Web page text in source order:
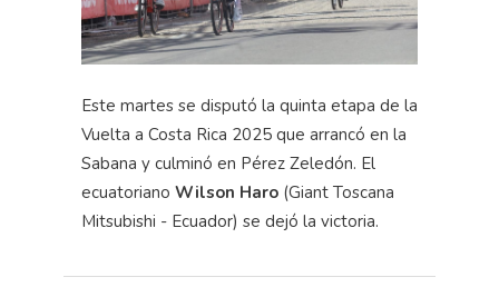
Este martes se disputó la quinta etapa de la
Vuelta a Costa Rica 2025 que arrancó en la
Sabana y culminó en Pérez Zeledón. El
ecuatoriano Wilson Haro (Giant Toscana
Mitsubishi - Ecuador) se dejó la victoria.